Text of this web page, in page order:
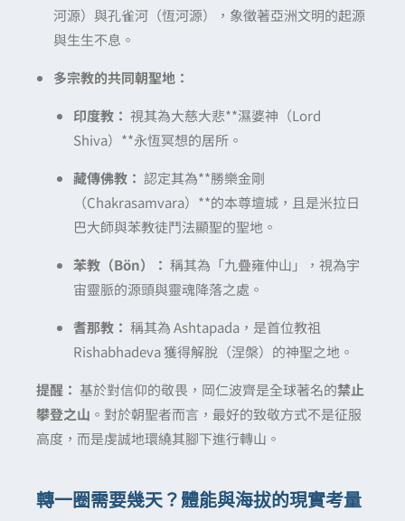
河源）與孔雀河（恆河源），象徵著亞洲文明的起源
與生生不息。
多宗教的共同朝聖地：
印度教： 視其為大慈大悲**濕婆神（Lord
Shiva）**永恆冥想的居所。
藏傳佛教： 認定其為**勝樂金剛
（Chakrasamvara）**的本尊壇城，且是米拉日
巴大師與苯教徒鬥法顯聖的聖地。
苯教（Bön）： 稱其為「九疊雍仲山」，視為宇
宙靈脈的源頭與靈魂降落之處。
耆那教： 稱其為 Ashtapada，是首位教祖
Rishabhadeva 獲得解脫（涅槃）的神聖之地。
提醒： 基於對信仰的敬畏，岡仁波齊是全球著名的禁止
攀登之山 。對於朝聖者而言，最好的致敬方式不是征服
高度，而是虔誠地環繞其腳下進行轉山。
轉一圈需要幾天？體能與海拔的現實考量